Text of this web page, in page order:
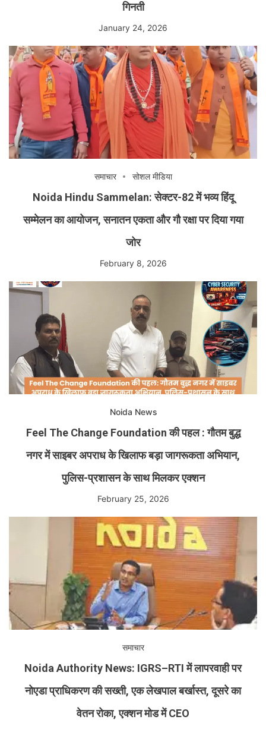
गिनती
January 24, 2026
समाचार सोशल मीडिया
Noida Hindu Sammelan: सेक्टर-82 में भव्य हिंदू
सम्मेलन का आयोजन, सनातन एकता और गौ रक्षा पर दिया गया
जोर
February 8, 2026
Noida News
Feel The Change Foundation की पहल : गौतम बुद्ध
नगर में साइबर अपराध के खिलाफ बड़ा जागरूकता अभियान,
पुलिस-प्रशासन के साथ मिलकर एक्शन
February 25, 2026
समाचार
Noida Authority News: IGRS–RTI में लापरवाही पर
नोएडा प्राधिकरण की सख्ती, एक लेखपाल बर्खास्त, दूसरे का
वेतन रोका, एक्शन मोड में CEO